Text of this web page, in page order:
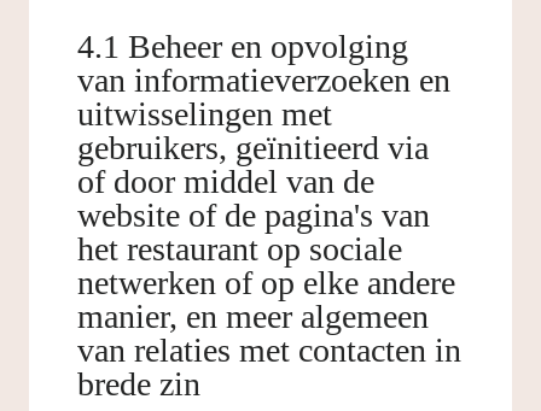
4.1 Beheer en opvolging
van informatieverzoeken en
uitwisselingen met
gebruikers, geïnitieerd via
of door middel van de
website of de pagina's van
het restaurant op sociale
netwerken of op elke andere
manier, en meer algemeen
van relaties met contacten in
brede zin